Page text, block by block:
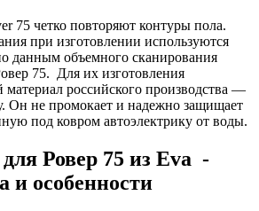
75 четко повторяют контуры пола.
при изготовлении используются
данным объемного сканирования
75. Для их изготовления
материал российского производства —
Он не промокает и надежно защищает
под ковром автоэлектрику от воды.
Ровер 75 из Eva -
и особенности